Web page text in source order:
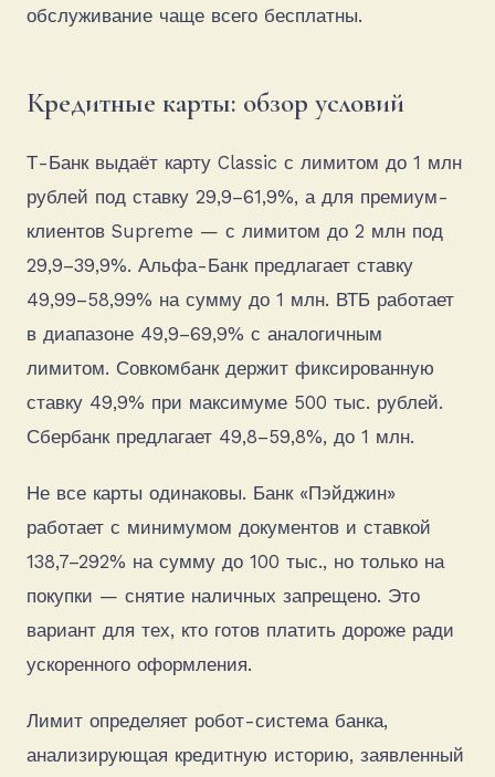
обслуживание чаще всего бесплатны.
Кредитные карты: обзор условий
Т-Банк выдаёт карту Classic с лимитом до 1 млн
рублей под ставку 29,9–61,9%, а для премиум-
клиентов Supreme — с лимитом до 2 млн под
29,9–39,9%. Альфа-Банк предлагает ставку
49,99–58,99% на сумму до 1 млн. ВТБ работает
в диапазоне 49,9–69,9% с аналогичным
лимитом. Совкомбанк держит фиксированную
ставку 49,9% при максимуме 500 тыс. рублей.
Сбербанк предлагает 49,8–59,8%, до 1 млн.
Не все карты одинаковы. Банк «Пэйджин»
работает с минимумом документов и ставкой
138,7–292% на сумму до 100 тыс., но только на
покупки — снятие наличных запрещено. Это
вариант для тех, кто готов платить дороже ради
ускоренного оформления.
Лимит определяет робот-система банка,
анализирующая кредитную историю, заявленный